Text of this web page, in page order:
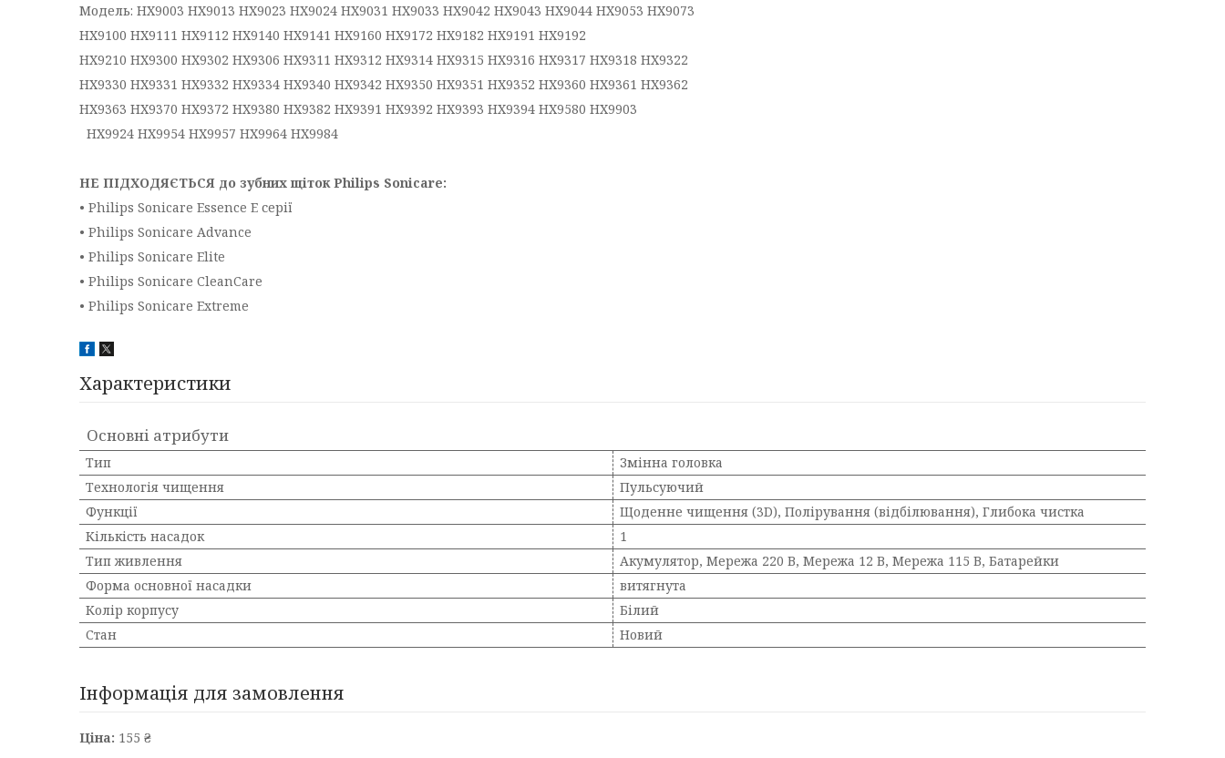
Модель: HX9003 HX9013 HX9023 HX9024 HX9031 HX9033 HX9042 HX9043 HX9044 HX9053 HX9073
HX9100 HX9111 HX9112 HX9140 HX9141 HX9160 HX9172 HX9182 HX9191 HX9192
HX9210 HX9300 HX9302 HX9306 HX9311 HX9312 HX9314 HX9315 HX9316 HX9317 HX9318 HX9322
HX9330 HX9331 HX9332 HX9334 HX9340 HX9342 HX9350 HX9351 HX9352 HX9360 HX9361 HX9362
HX9363 HX9370 HX9372 HX9380 HX9382 HX9391 HX9392 HX9393 HX9394 HX9580 HX9903
HX9924 HX9954 HX9957 HX9964 HX9984
НЕ ПІДХОДЯЄТЬСЯ до зубних щіток Philips Sonicare:
• Philips Sonicare Essence E серії
• Philips Sonicare Advance
• Philips Sonicare Elite
• Philips Sonicare CleanCare
• Philips Sonicare Extreme
Характеристики
Основні атрибути
Тип
Змінна головка
Технологія чищення
Пульсуючий
Функції
Щоденне чищення (3D), Полірування (відбілювання), Глибока чистка
Кількість насадок
1
Тип живлення
Акумулятор, Мережа 220 В, Мережа 12 В, Мережа 115 В, Батарейки
Форма основної насадки
витягнута
Колір корпусу
Білий
Стан
Новий
Інформація для замовлення
Ціна: 155 ₴